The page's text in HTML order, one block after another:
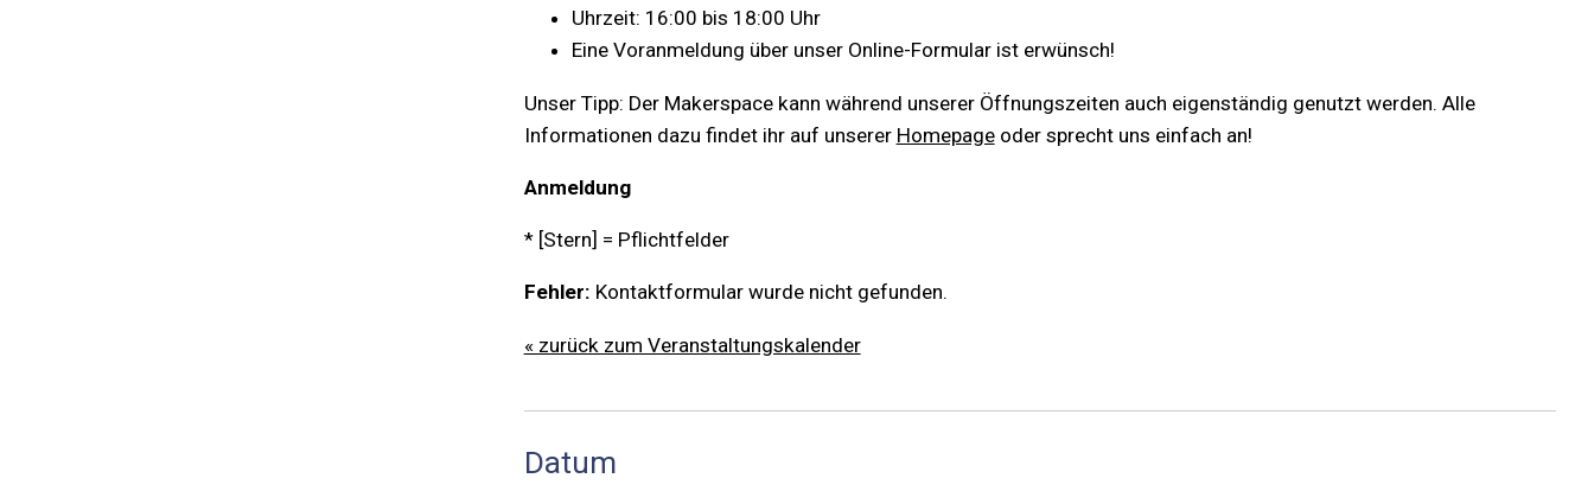
Uhrzeit: 16:00 bis 18:00 Uhr
Eine Voranmeldung über unser Online-Formular ist erwünsch!
Unser Tipp: Der Makerspace kann während unserer Öffnungszeiten auch eigenständig genutzt werden. Alle
Informationen dazu findet ihr auf unserer Homepageoder sprecht uns einfach an!
Anmeldung
* [Stern] = Pflichtfelder
Fehler: Kontaktformular wurde nicht gefunden.
« zurück zum Veranstaltungskalender
Datum